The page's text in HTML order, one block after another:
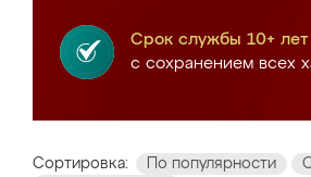
Срок службы 10+ лет
с сохранением всех
Сортировка: По популярности